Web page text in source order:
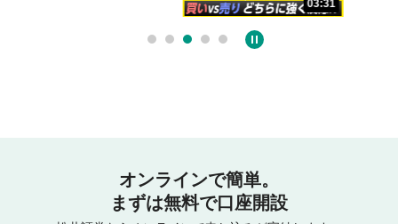
03:31
オンラインで簡単。
まずは無料で口座開設